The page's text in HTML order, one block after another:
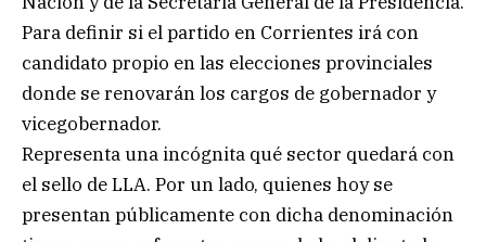
Para definir si el partido en Corrientes irá con
candidato propio en las elecciones provinciales
donde se renovarán los cargos de gobernador y
vicegobernador.
Representa una incógnita qué sector quedará con
el sello de LLA. Por un lado, quienes hoy se
presentan públicamente con dicha denominación